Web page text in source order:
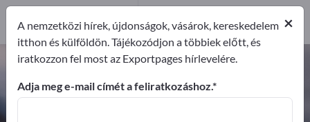
Szervetlen vegyszerek – gyártók
és beszállítók keresése
×
A nemzetközi hírek, újdonságok, vásárok, kereskedelem
itthon és külföldön. Tájékozódjon a többiek előtt, és
iratkozzon fel most az Exportpages hírlevelére.
Adja meg e-mail címét a feliratkozáshoz.